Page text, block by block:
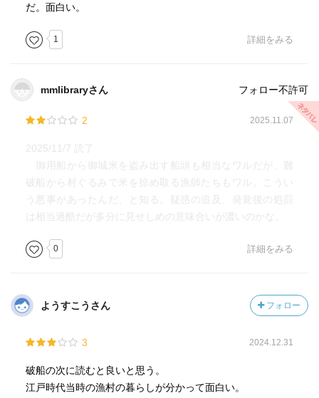
だ。面白い。
1 詳細をみる
mmlibraryさん フォロー不許可
2 2025.11.07
2025/11/7 読了
御用船から御城米を盗み出す船頭も相当なワルだが、難
破船から村ぐるみで米を掠め取る漁師たちもワル。こうい
う悪事があったんだ、と知る。疑惑の追及、発覚後の処罰
は相当過酷だが多分に見せしめの意味合いが濃いのかな。
0 詳細をみる
ようすこうさん フォロー
3 2024.12.31
破船の次に読むと良いと思う。
江戸時代当時の漁村の暮らしが分かって面白い。